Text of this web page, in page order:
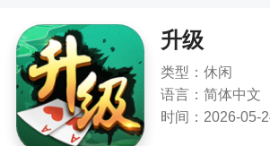
升级
类型：休闲
语言：简体中文
时间：2026-05-